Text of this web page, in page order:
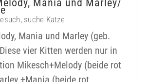
Mania und Marley/
, suche Katze
Mania und Marley (geb.
vier Kitten werden nur in
Mikesch+Melody (beide rot
+Mania (beide rot